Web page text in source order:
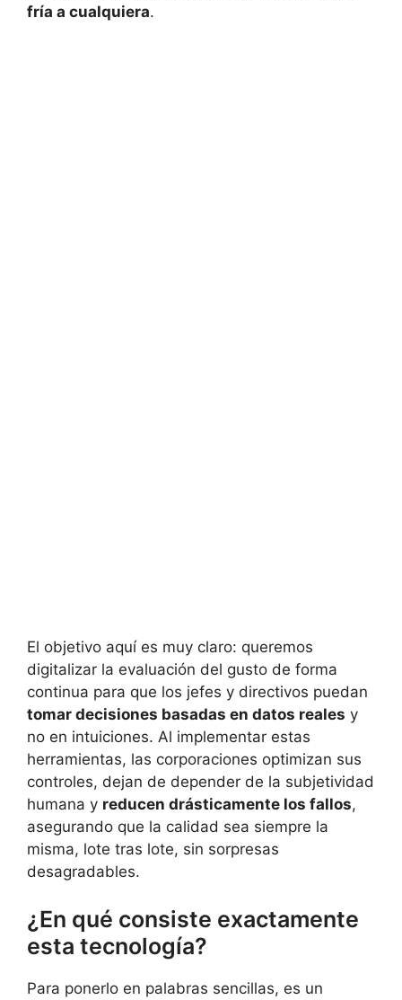
fría a cualquiera.
El objetivo aquí es muy claro: queremos
digitalizar la evaluación del gusto de forma
continua para que los jefes y directivos puedan
tomar decisiones basadas en datos reales y
no en intuiciones. Al implementar estas
herramientas, las corporaciones optimizan sus
controles, dejan de depender de la subjetividad
humana y reducen drásticamente los fallos,
asegurando que la calidad sea siempre la
misma, lote tras lote, sin sorpresas
desagradables.
¿En qué consiste exactamente
esta tecnología?
Para ponerlo en palabras sencillas, es un